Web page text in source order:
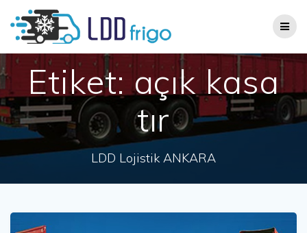
content
Etiket:açık kasa
tır
LDD Lojistik ANKARA